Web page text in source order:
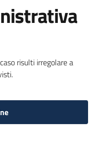
risulti irregolare a